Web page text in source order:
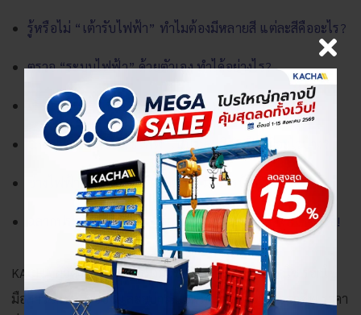
รู้หรือไม่ “เต้ารับไฟฟ้า” ทำไมต้องมีหลายสี แต่ละสีคืออะไร?
ตรวจ “ระบบไฟฟ้า” ด้วยตัวเอง ทำได้อย่างไร?
เลือก “มิเตอร์ไฟฟ้า” แบบไหนให้เหมาะสมกับบ้าน
Checklist “เครื่องใช้ไฟฟ้าในบ้าน” ที่จำเป็น มีอะไรบ้าง?
ช่างไฟฟ้า ความรู้เบื้องต้นที่ต้องรู้ มีอะไรบ้าง?
ฉลากประหยัดไฟเบอร์ 5 คืออะไร? ช่วยประหยัดไฟจริงหรือ!
KACHA ผู้จัดจำหน่าย เครื่องมือช่างราคาถูก เช่นรอกโซ่
มือสาว เครนยกของ และอุปกรณ์เสริม สำหรับช่างมืออาชีพ ราคา